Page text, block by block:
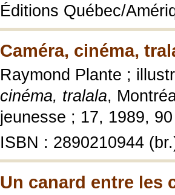
Éditions Québec/
Caméra, cinéma,
Raymond Plante ;
cinéma, tralala,
jeunesse ; 17, 1989,
ISBN : 2890210944
Un canard entre les